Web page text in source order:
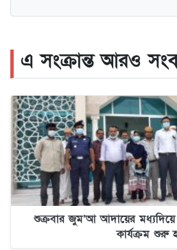
এ সংক্রান্ত আরও
শুক্রবার জুম’আ আদায়ের
কার্যক্রম শুরু